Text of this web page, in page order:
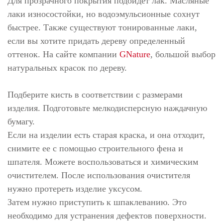
лаки износостойки, но водоэмульсионные сохнут
быстрее. Также существуют тонированные лаки,
если вы хотите придать дереву определенный
оттенок. На сайте компании GNature, большой выбор
натуральных красок по дереву.
Подберите кисть в соответствии с размерами
изделия. Подготовьте мелкодисперсную наждачную
бумагу.
Если на изделии есть старая краска, и она отходит,
снимите ее с помощью строительного фена и
шпателя. Можете воспользоваться и химическим
очистителем. После использования очистителя
нужно протереть изделие уксусом.
Затем нужно приступить к шпаклеванию. Это
необходимо для устранения дефектов поверхности.